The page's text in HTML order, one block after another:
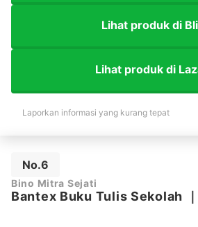
Lihat produk di
Lihat produk di
Laporkan informasi yang kurang tepat
No.6
Bino Mitra Sejati
Bantex Buku Tulis Sekolah